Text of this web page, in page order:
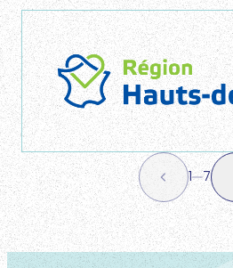
1 7